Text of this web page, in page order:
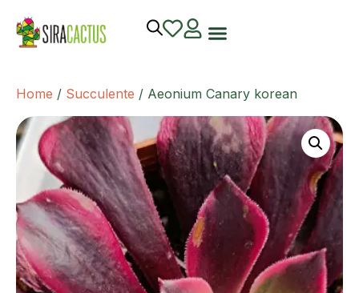
Home / Succulente / Aeonium Canary korean